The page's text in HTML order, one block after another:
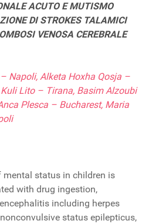
ACUTO E MUTISMO
DI STROKES TALAMICI
VENOSA CEREBRALE
Napoli, Alketa Hoxha Qosja –
Lito – Tirana, Basim Alzoubi
Plesca – Bucharest, Maria
mental status in children is
with drug ingestion,
including herpes
status epilepticus,